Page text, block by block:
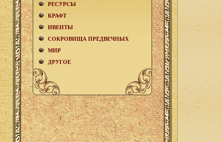
РЕСУРСЫ
КРАФТ
ИВЕНТЫ
СОКРОВИЩА ПРЕДВЕЧНЫХ
МИР
ДРУГОЕ